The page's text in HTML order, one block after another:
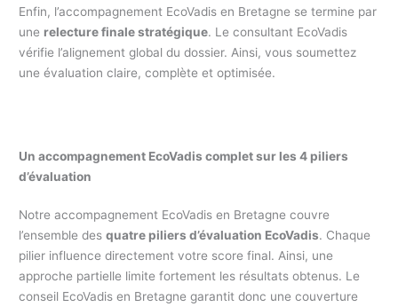
Enfin, l’accompagnement EcoVadis en Bretagne se termine par
une relecture finale stratégique. Le consultant EcoVadis
vérifie l’alignement global du dossier. Ainsi, vous soumettez
une évaluation claire, complète et optimisée.
Un accompagnement EcoVadis complet sur les 4 piliers
d’évaluation
Notre accompagnement EcoVadis en Bretagne couvre
l’ensemble desquatre piliers d’évaluation EcoVadis. Chaque
pilier influence directement votre score final. Ainsi, une
approche partielle limite fortement les résultats obtenus. Le
conseil EcoVadis en Bretagne garantit donc une couverture